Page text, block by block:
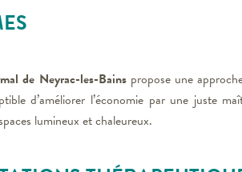
de Neyrac-les-Bainspropose une
d’améliorer l’économie par une juste
lumineux et chaleureux.